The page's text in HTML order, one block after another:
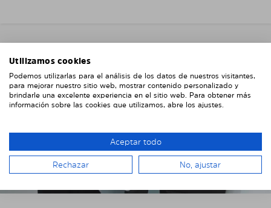
Utilizamos cookies
Podemos utilizarlas para el análisis de los datos de nuestros visitantes,
para mejorar nuestro sitio web, mostrar contenido personalizado y
brindarle una excelente experiencia en el sitio web. Para obtener más
información sobre las cookies que utilizamos, abre los ajustes.
Aceptar todo
Rechazar No, ajustar